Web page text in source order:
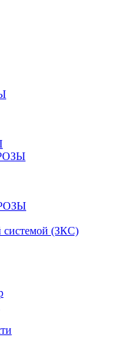
системой (ЗКС)